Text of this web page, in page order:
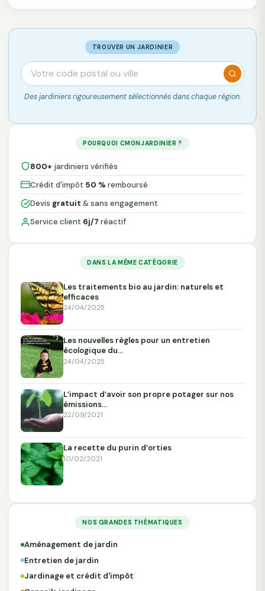
TROUVER UN JARDINIER
Des jardiniers rigoureusement sélectionnés dans chaque région.
POURQUOI CMONJARDINIER ?
800+ jardiniers vérifiés
Crédit d'impôt 50 % remboursé
Devis gratuit & sans engagement
Service client 6j/7 réactif
DANS LA MÊME CATÉGORIE
Les traitements bio au jardin: naturels et
efficaces
24/04/2025
Les nouvelles règles pour un entretien
écologique du…
24/04/2025
L’impact d’avoir son propre potager sur nos
émissions…
22/09/2021
La recette du purin d’orties
10/02/2021
NOS GRANDES THÉMATIQUES
Aménagement de jardin
Entretien de jardin
Jardinage et crédit d'impôt